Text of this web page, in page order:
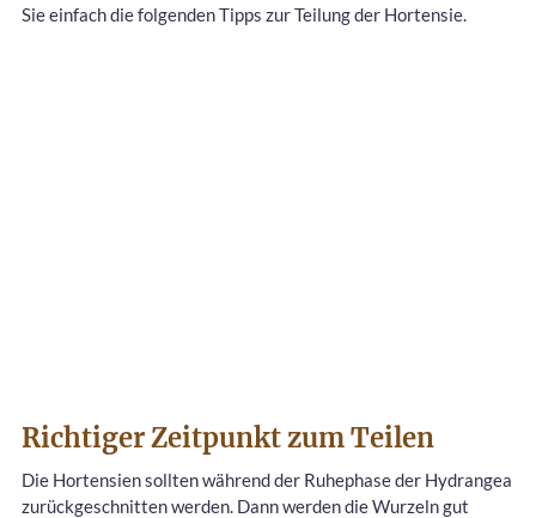
Sie einfach die folgenden Tipps zur Teilung der Hortensie.
Richtiger Zeitpunkt zum Teilen
Die Hortensien sollten während der Ruhephase der Hydrangea
zurückgeschnitten werden. Dann werden die Wurzeln gut